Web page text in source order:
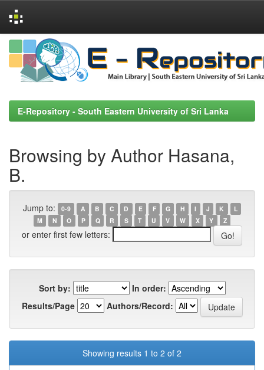
Skip
navigation
E-Repository - South Eastern University of Sri Lanka
Browsing by Author Hasana,
B.
Jump to: 0-9 A B C D E F G H I J K
L
M
N O P Q R S T U V W X Y Z
or enter first few letters:
Sort by:
In order:
Results/Page
Authors/Record:
Showing results 1 to 2 of 2